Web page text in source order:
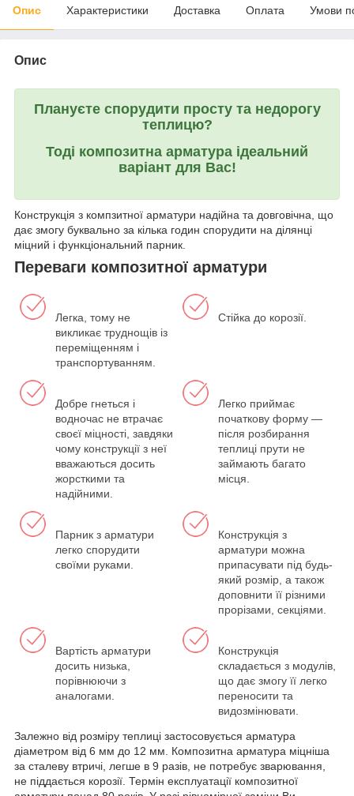
Опис Характеристики Доставка Оплата Умови
Опис
Плануєте спорудити просту та недорогу
теплицю?
Тоді композитна арматура ідеальний
варіант для Вас!
Конструкція з компзитної арматури надійна та довговічна, що
дає змогу буквально за кілька годин спорудити на ділянці
міцний і функціональний парник.
Переваги композитної арматури
Легка, тому не
викликає труднощів із
переміщенням і
транспортуванням.
Стійка до корозії.
Добре гнеться і
водночас не втрачає
своєї міцності, завдяки
чому конструкції з неї
вважаються досить
жорсткими та
надійними.
Легко приймає
початкову форму —
після розбирання
теплиці прути не
займають багато
місця.
Парник з арматури
легко спорудити
своїми руками.
Конструкція з
арматури можна
припасувати під будь-
який розмір, а також
доповнити її різними
прорізами, секціями.
Вартість арматури
досить низька,
порівнюючи з
аналогами.
Конструкція
складається з модулів,
що дає змогу її легко
переносити та
видозмінювати.
Залежно від розміру теплиці застосовується арматура
діаметром від 6 мм до 12 мм. Композитна арматура міцніша
за сталеву втричі, легше в 9 разів, не потребує зварювання,
не піддається корозії. Термін експлуатації композитної